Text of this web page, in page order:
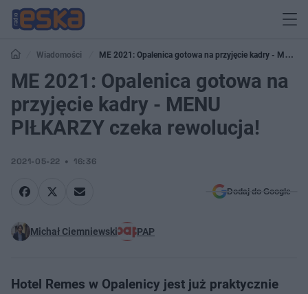
Wiadomości
ME 2021: Opalenica gotowa na przyjęcie kadry - MENU
PIŁKARZY czeka rewolucja!
ME 2021: Opalenica gotowa na
przyjęcie kadry - MENU
PIŁKARZY czeka rewolucja!
2021-05-22 16:36
Dodaj do Google
Michał Ciemniewski PAP
Hotel Remes w Opalenicy jest już praktycznie